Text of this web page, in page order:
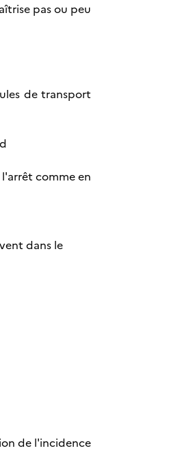
pas ou peu
de transport
comme en
dans le
de l'incidence